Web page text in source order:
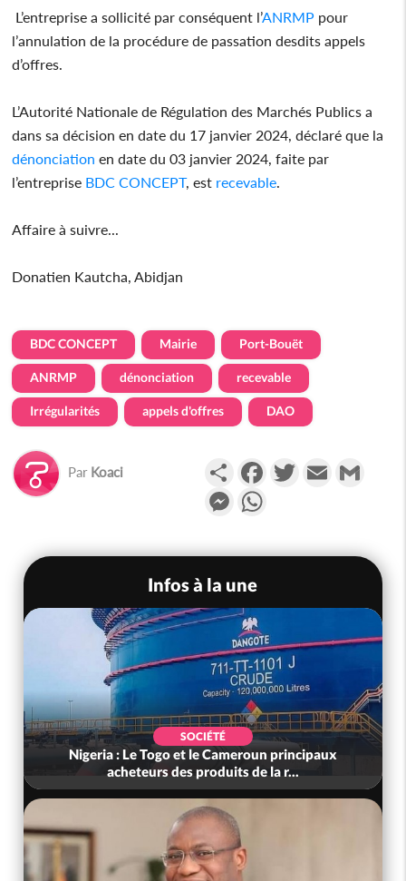
L’entreprise a sollicité par conséquent l’ANRMP pour
l’annulation de la procédure de passation desdits appels
d’offres.
L’Autorité Nationale de Régulation des Marchés Publics a
dans sa décision en date du 17 janvier 2024, déclaré que la
dénonciation en date du 03 janvier 2024, faite par
l’entreprise BDC CONCEPT, est recevable.
Affaire à suivre...
Donatien Kautcha, Abidjan
BDC CONCEPT Mairie Port-Bouët
ANRMP dénonciation recevable
Irrégularités appels d'offres DAO
Par Koaci PartagerFacebookTwitterEmail
Messenger
Infos à la une
SOCIÉTÉ
Côte d'Ivoire : Préparatifs de la Rentrée
Scolaire 2026-2027, les responsab...